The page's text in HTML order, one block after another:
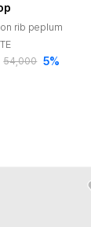
rib peplum
54,000 5%